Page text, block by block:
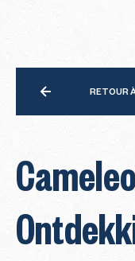
RETOUR